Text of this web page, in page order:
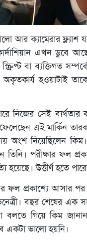
আর ক্যামেরার ফ্ল্যাশ
এখন ডুবে
বা ব্যক্তিগত
হওয়াটাই
নিজের সেই
এই মার্কিন
অংশ নিয়েছিলেন
তিনি। পরীক্ষার ফল
উত্তীর্ণ হতে
ফল প্রকাশ্যে আসার পর
বছর শেষের এক
বলতে গিয়ে কিম
একটা ভালো হয়নি।